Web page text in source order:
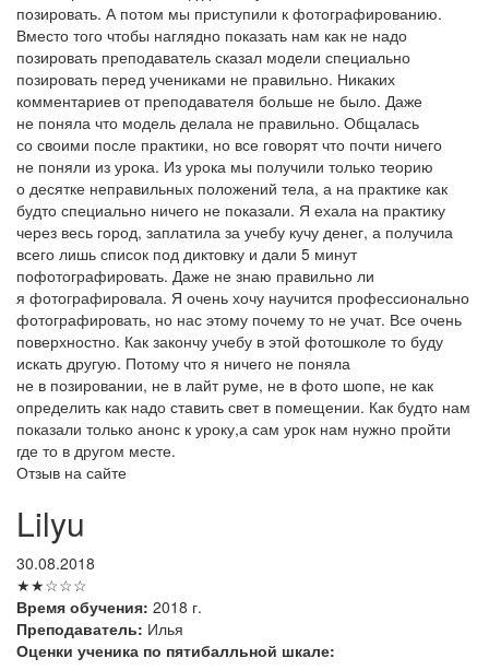
позировать. А потом мы приступили к фотографированию.
Вместо того чтобы наглядно показать нам как не надо
позировать преподаватель сказал модели специально
позировать перед учениками не правильно. Никаких
комментариев от преподавателя больше не было. Даже
не поняла что модель делала не правильно. Общалась
со своими после практики, но все говорят что почти ничего
не поняли из урока. Из урока мы получили только теорию
о десятке неправильных положений тела, а на практике как
будто специально ничего не показали. Я ехала на практику
через весь город, заплатила за учебу кучу денег, а получила
всего лишь список под диктовку и дали 5 минут
пофотографировать. Даже не знаю правильно ли
я фотографировала. Я очень хочу научится профессионально
фотографировать, но нас этому почему то не учат. Все очень
поверхностно. Как закончу учебу в этой фотошколе то буду
искать другую. Потому что я ничего не поняла
не в позировании, не в лайт руме, не в фото шопе, не как
определить как надо ставить свет в помещении. Как будто нам
показали только анонс к уроку,а сам урок нам нужно пройти
где то в другом месте.
Отзыв на сайте
Lilyu
30.08.2018
★★☆☆☆
Время обучения: 2018 г.
Преподаватель: Илья
Оценки ученика по пятибалльной шкале: